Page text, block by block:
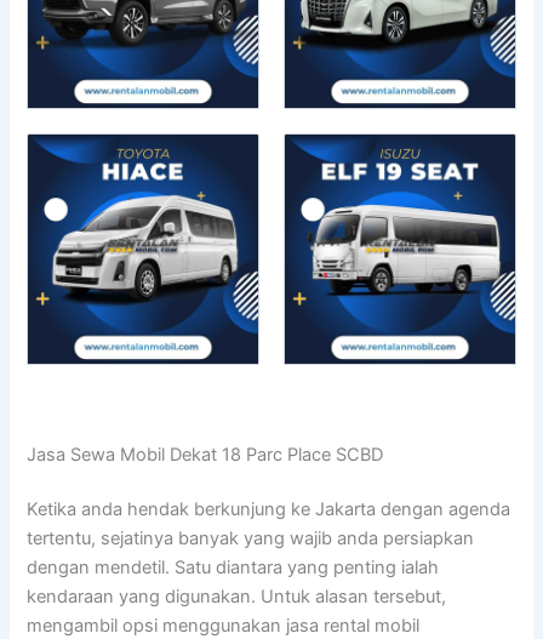
Jasa Sewa Mobil Dekat 18 Parc Place SCBD
Ketika anda hendak berkunjung ke Jakarta dengan agenda
tertentu, sejatinya banyak yang wajib anda persiapkan
dengan mendetil. Satu diantara yang penting ialah
kendaraan yang digunakan. Untuk alasan tersebut,
mengambil opsi menggunakan jasa rental mobil